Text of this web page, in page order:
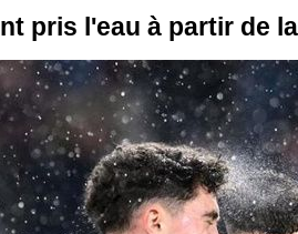
pris l'eau à partir de